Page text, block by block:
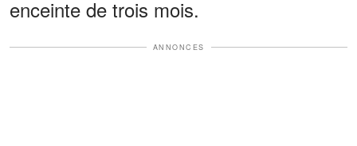
enceinte de trois mois.
ANNONCES